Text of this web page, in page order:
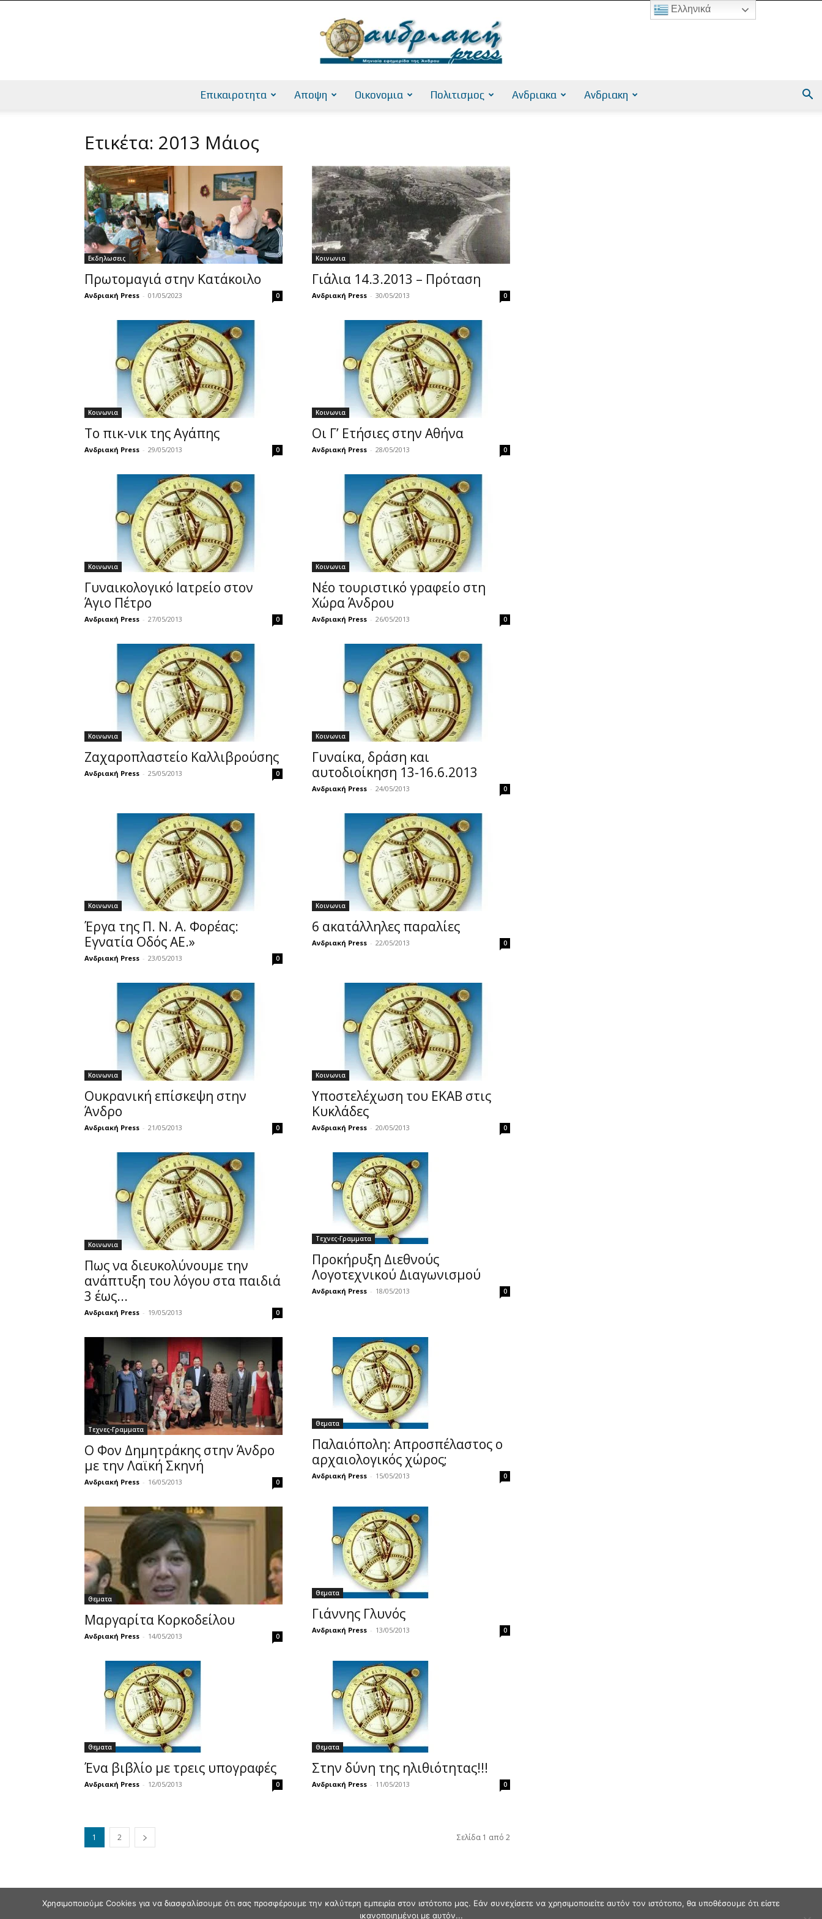
Επικαιροτητα Αποψη Οικονομια Πολιτισμος Ανδριακα Ανδριακη
Ετικέτα: 2013 Μάιος
Εκδηλωσεις
Πρωτομαγιά στην Κατάκοιλο
Ανδριακή Press - 01/05/2023 0
Κοινωνια
Γιάλια 14.3.2013 – Πρόταση
Ανδριακή Press - 30/05/2013 0
Κοινωνια
Το πικ-νικ της Αγάπης
Ανδριακή Press - 29/05/2013 0
Κοινωνια
Οι Γ’ Ετήσιες στην Αθήνα
Ανδριακή Press - 28/05/2013 0
Κοινωνια
Γυναικολογικό Ιατρείο στον
Άγιο Πέτρο
Ανδριακή Press - 27/05/2013 0
Κοινωνια
Νέο τουριστικό γραφείο στη
Χώρα Άνδρου
Ανδριακή Press - 26/05/2013 0
Κοινωνια
Ζαχαροπλαστείο Καλλιβρούσης
Ανδριακή Press - 25/05/2013 0
Κοινωνια
Γυναίκα, δράση και
αυτοδιοίκηση 13-16.6.2013
Ανδριακή Press - 24/05/2013 0
Κοινωνια
Έργα της Π. Ν. Α. Φορέας:
Εγνατία Οδός ΑΕ.»
Ανδριακή Press - 23/05/2013 0
Κοινωνια
6 ακατάλληλες παραλίες
Ανδριακή Press - 22/05/2013 0
Κοινωνια
Ουκρανική επίσκεψη στην
Άνδρο
Ανδριακή Press - 21/05/2013 0
Κοινωνια
Υποστελέχωση του ΕΚΑΒ στις
Κυκλάδες
Ανδριακή Press - 20/05/2013 0
Κοινωνια
Πως να διευκολύνουμε την
ανάπτυξη του λόγου στα παιδιά
3 έως...
Ανδριακή Press - 19/05/2013 0
Τεχνες-Γραμματα
Προκήρυξη Διεθνούς
Λογοτεχνικού Διαγωνισμού
Ανδριακή Press - 18/05/2013 0
Τεχνες-Γραμματα
Ο Φον Δημητράκης στην Άνδρο
με την Λαϊκή Σκηνή
Ανδριακή Press - 16/05/2013 0
Θεματα
Παλαιόπολη: Απροσπέλαστος ο
αρχαιολογικός χώρος;
Ανδριακή Press - 15/05/2013 0
Θεματα
Μαργαρίτα Κορκοδείλου
Ανδριακή Press - 14/05/2013 0
Θεματα
Γιάννης Γλυνός
Ανδριακή Press - 13/05/2013 0
Θεματα
Ένα βιβλίο με τρεις υπογραφές
Ανδριακή Press - 12/05/2013 0
Θεματα
Στην δύνη της ηλιθιότητας!!!
Ανδριακή Press - 11/05/2013 0
1 2 Σελίδα 1 από 2
Ελληνικά
Χρησιμοποιούμε Cookies για να διασφαλίσουμε ότι σας προσφέρουμε την καλύτερη εμπειρία στον ιστότοπο μας. Εάν συνεχίσετε να χρησιμοποιείτε αυτόν τον ιστότοπο, θα υποθέσουμε ότι είστε
ικανοποιημένοι με αυτόν...